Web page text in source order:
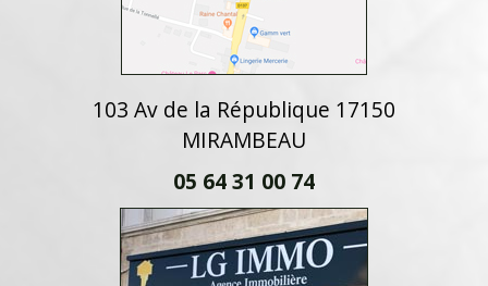
103 Av de la République 17150
MIRAMBEAU
05 64 31 00 74